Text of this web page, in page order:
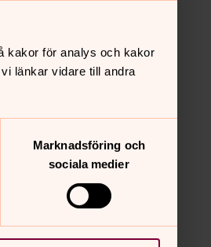
kakor för analys och kakor
länkar vidare till andra
Marknadsföring och
sociala medier